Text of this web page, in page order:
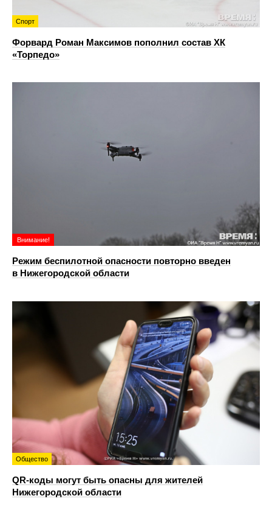
Спорт
Форвард Роман Максимов пополнил состав ХК
«Торпедо»
Внимание!
Режим беспилотной опасности повторно введен
в Нижегородской области
Общество
QR-коды могут быть опасны для жителей
Нижегородской области